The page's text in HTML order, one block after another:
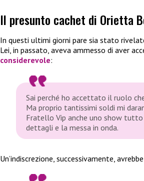
Il presunto cachet di Orietta
In questi ultimi giorni pare sia stato
Lei, in passato, aveva ammesso di aver
considerevole:
Sai perché ho accettato il ruolo
Ma proprio tantissimi soldi mi
Fratello Vip anche uno show
dettagli e la messa in onda.
Un’indiscrezione, successivamente,